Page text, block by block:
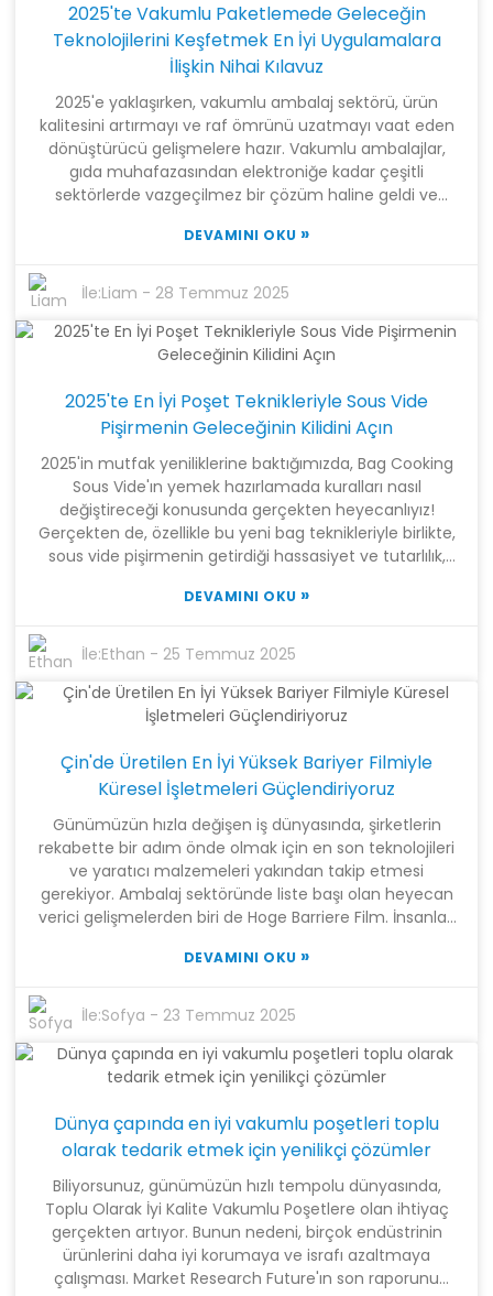
gıda depolama sektöründeki müşterilerimizin
gerçekten ihtiyaç duyduğu şeylere ayak uyduruyoruz.
Küçük vakumlu poşetler için benzersiz seçeneklere
dalarak, hem kolaylık hem de çevre için işe yarayan
gıda koruma yöntemlerini gerçekten geliştirmeyi
umuyoruz.
2025'te Vakumlu Paketlemede Geleceğin
Teknolojilerini Keşfetmek En İyi Uygulamalara
İlişkin Nihai Kılavuz
2025'e yaklaşırken, vakumlu ambalaj sektörü, ürün
kalitesini artırmayı ve raf ömrünü uzatmayı vaat eden
dönüştürücü gelişmelere hazır. Vakumlu ambalajlar,
gıda muhafazasından elektroniğe kadar çeşitli
sektörlerde vazgeçilmez bir çözüm haline geldi ve
yaklaşık 41,48 milyar ABD dolarına ulaşması ve tahmin
(CAGR) büyümesi bekleniyor. Shanghai Tangke New
Materials Technology Co., Ltd. olarak, vakumlu ambalaj
ve ilgili malzemelerin üretiminde inovasyon ve kaliteye
olan bağlılığımızla gurur duyuyoruz. İleri teknolojiye
üretim süreçlerini bir araya getirerek, küresel
müşterilerimizin değişen ihtiyaçlarını karşılayan
"Çin Üretimi" ruhuna odaklanarak, rekabetçi pazarda
öne çıkan birinci sınıf ürünler sağlamak için vakumlu
ambalaj teknolojilerini optimize etmede öncü oluyoruz.
DEVAMINI OKU »
İle:Liam - 28 Temmuz 2025
2025'te En İyi Poşet Teknikleriyle Sous Vide
Pişirmenin Geleceğinin Kilidini Açın
2025'in mutfak yeniliklerine baktığımızda, Bag Cooking
Sous Vide'ın yemek hazırlamada kuralları nasıl
değiştireceği konusunda gerçekten heyecanlıyız!
Gerçekten de, özellikle bu yeni bag teknikleriyle birlikte,
sous vide pişirmenin getirdiği hassasiyet ve tutarlılık,
lezzet ve dokuları zenginleştirmek için yepyeni bir
araştırmayı üretim ve satışla harmanlamaya odaklanan
bir ileri teknoloji şirketi olan Shanghai Tangke New
Materials Technology Co., Ltd. olarak, sous vide için özel
olarak tasarlanmış üflemeli film ve bag yapım
şeflerin hem de ev aşçılarının Bag Cooking Sous Vide'ın
inanılmaz potansiyelinden yararlanmalarına yardımcı
keyifle tüketebileceği lezzetli, mükemmel pişmiş
yemekler hazırlamayı son derece kolaylaştırıyoruz!
DEVAMINI OKU »
İle:Ethan - 25 Temmuz 2025
Çin'de Üretilen En İyi Yüksek Bariyer Filmiyle
Küresel İşletmeleri Güçlendiriyoruz
Günümüzün hızla değişen iş dünyasında, şirketlerin
rekabette bir adım önde olmak için en son teknolojileri
ve yaratıcı malzemeleri yakından takip etmesi
gerekiyor. Ambalaj sektöründe liste başı olan heyecan
verici gelişmelerden biri de Hoge Barriere Film. İnsanlar,
aynı zamanda sürdürülebilirlik için de harika olan harika
Shanghai Tangke New Materials Technology Co., Ltd.
olarak, bu harekete öncülük etmekten büyük gurur
duyuyoruz. Bilimsel araştırma, üretim ve satışı sorunsuz
bir şekilde harmanlayarak yüksek kaliteli çözümler
sağlam geçmişimizle, dünya genelindeki işletmeleri
birinci sınıf Hoge Barriere Film ürünlerimizle donatmayı
uyum sağlamayı hedefliyoruz. Gelin, bu gelişmelerden
en iyi şekilde yararlanmamıza ve giderek daha bağlantılı
hale gelen dünyamızda başarıya ulaşmamıza yardımcı
olabilecek stratejilere ve içgörülere bir göz atalım!
DEVAMINI OKU »
İle:Sofya - 23 Temmuz 2025
Dünya çapında en iyi vakumlu poşetleri toplu
olarak tedarik etmek için yenilikçi çözümler
Biliyorsunuz, günümüzün hızlı tempolu dünyasında,
Toplu Olarak İyi Kalite Vakumlu Poşetlere olan ihtiyaç
gerçekten artıyor. Bunun nedeni, birçok endüstrinin
ürünlerini daha iyi korumaya ve israfı azaltmaya
çalışması. Market Research Future'ın son raporunu